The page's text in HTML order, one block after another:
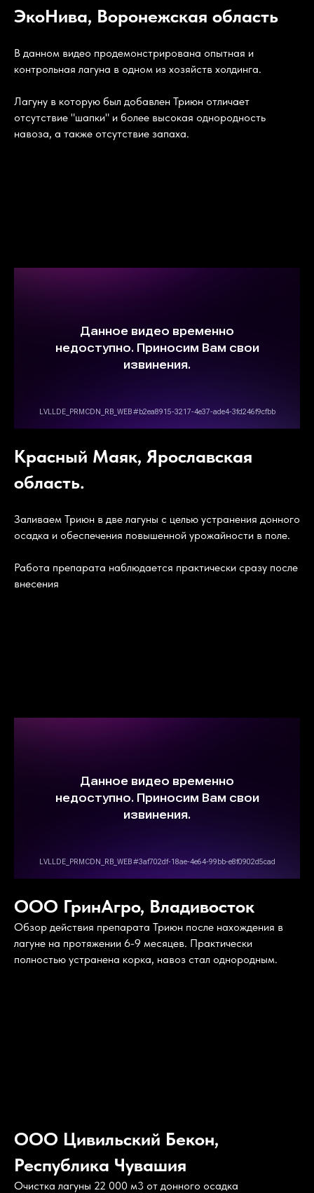
ЭкоНива, Воронежская область
В данном видео продемонстрирована опытная и
контрольная лагуна в одном из хозяйств холдинга.
Лагуну в которую был добавлен Триюн отличает
отсутствие "шапки" и более высокая однородность
навоза, а также отсутствие запаха.
Красный Маяк, Ярославская
область.
Заливаем Триюн в две лагуны с целью устранения донного
осадка и обеспечения повышенной урожайности в поле.
Работа препарата наблюдается практически сразу после
внесения
ООО ГринАгро, Владивосток
Обзор действия препарата Триюн после нахождения в
лагуне на протяжении 6-9 месяцев. Практически
полностью устранена корка, навоз стал однородным.
ООО Цивильский Бекон,
Республика Чувашия
Очистка лагуны 22 000 м3 от донного осадка